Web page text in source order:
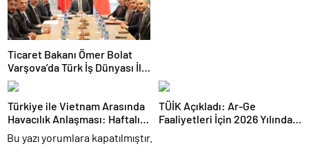
Ticaret Bakanı Ömer Bolat
Varşova’da Türk İş Dünyası İle
Buluştu: Ticaret Hacmi 12,5
Milyar Dolara Ulaştı
Türkiye ile Vietnam Arasında
Havacılık Anlaşması: Haftalık
Sefer Sayısı 42’ye Yükseldi
TÜİK Açıkladı: Ar-Ge
Faaliyetleri İçin 2026 Yılında
Bu yazı yorumlara kapatılmıştır.